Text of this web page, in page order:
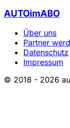
AUTOimABO
Über uns
Partner
Datenschutz
Impressum
© 2018 - 2026